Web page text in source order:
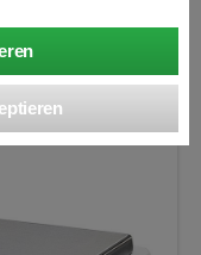
g, nicht eichfähig